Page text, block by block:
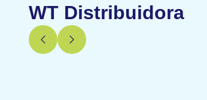
WT Distribuidora